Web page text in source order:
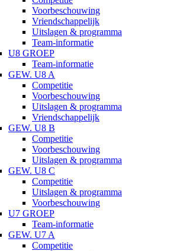
Voorbeschouwing
Vriendschappelijk
Uitslagen & programma
Team-informatie
U8 GROEP
Team-informatie
GEW. U8 A
Competitie
Voorbeschouwing
Uitslagen & programma
Vriendschappelijk
GEW. U8 B
Competitie
Voorbeschouwing
Uitslagen & programma
GEW. U8 C
Competitie
Uitslagen & programma
Voorbeschouwing
U7 GROEP
Team-informatie
GEW. U7 A
Competitie